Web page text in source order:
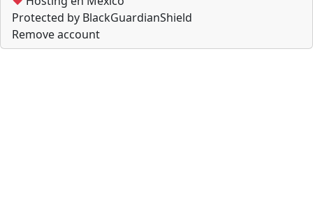
Protected by BlackGuardianShield
Remove account